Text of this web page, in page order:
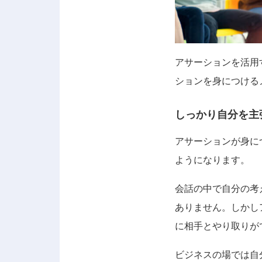
アサーションを活
ションを身につけ
しっかり自分を
アサーションが身
ようになります。
会話の中で自分の
ありません。しか
に相手とやり取りが
ビジネスの場では